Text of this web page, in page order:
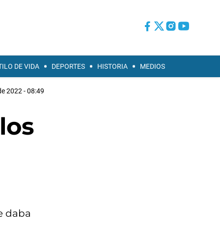
DE VIDA DEPORTES HISTORIA MEDIOS
2022 - 08:49
daba